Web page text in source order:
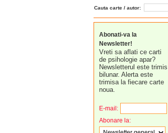
Cauta carte / autor:
Abonati-va la
Newsletter!
Vreti sa aflati ce carti
de psihologie apar?
Newsletterul este trimis
bilunar. Alerta este
trimisa la fiecare carte
noua.
E-mail:
Abonare la: